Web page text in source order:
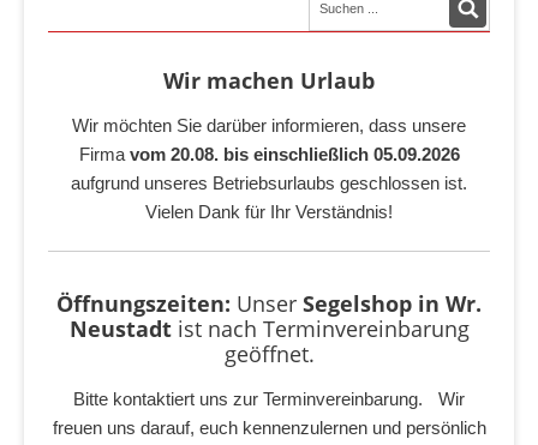
Wir machen Urlaub
Wir möchten Sie darüber informieren, dass unsere
Firma vom 20.08. bis einschließlich 05.09.2026
aufgrund unseres Betriebsurlaubs geschlossen ist.
Vielen Dank für Ihr Verständnis!
Öffnungszeiten: Unser Segelshop in Wr.
Neustadt ist nach Terminvereinbarung
geöffnet.
Bitte kontaktiert uns zur Terminvereinbarung. Wir
freuen uns darauf, euch kennenzulernen und persönlich